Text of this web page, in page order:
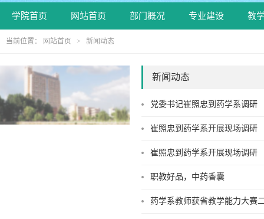
学院首页 网站首页 部门概况 专业建设 教
当前位置： 网站首页 > 新闻动态
新闻动态
党委书记崔照忠到药学系调研
崔照忠到药学系开展现场调研
崔照忠到药学系开展现场调研
职教好品，中药香囊
药学系教师获省教学能力大赛